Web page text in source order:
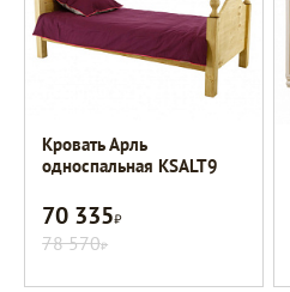
Кровать Арль
односпальная KSALT9
70 335Р
78 570Р